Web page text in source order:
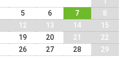
5 6 7
8
12 13 14
15
19 20 21
22
26 27 28
29